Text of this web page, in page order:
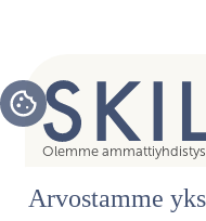
Arvostamme
Olemme
esihenkilöt ja päälliköt –
Liittymällä Skillan